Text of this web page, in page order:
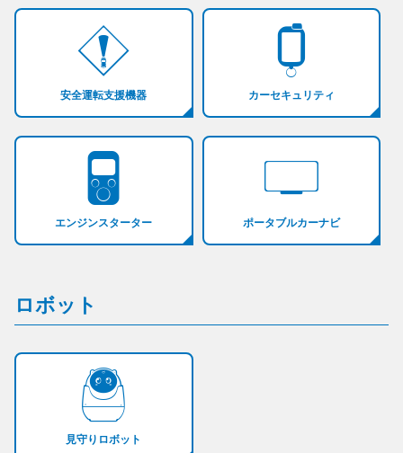
安全運転支援機器 カーセキュリティ
エンジンスターター ポータブルカーナビ
ロボット
見守りロボット